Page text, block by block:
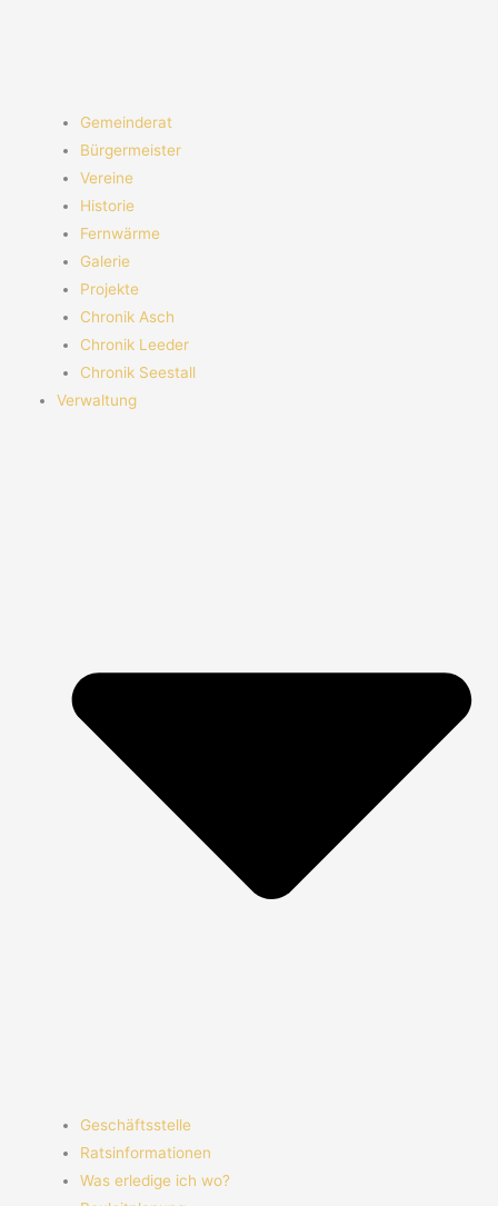
Gemeinderat
Bürgermeister
Vereine
Historie
Fernwärme
Galerie
Projekte
Chronik Asch
Chronik Leeder
Chronik Seestall
Verwaltung
Geschäftsstelle
Ratsinformationen
Was erledige ich wo?